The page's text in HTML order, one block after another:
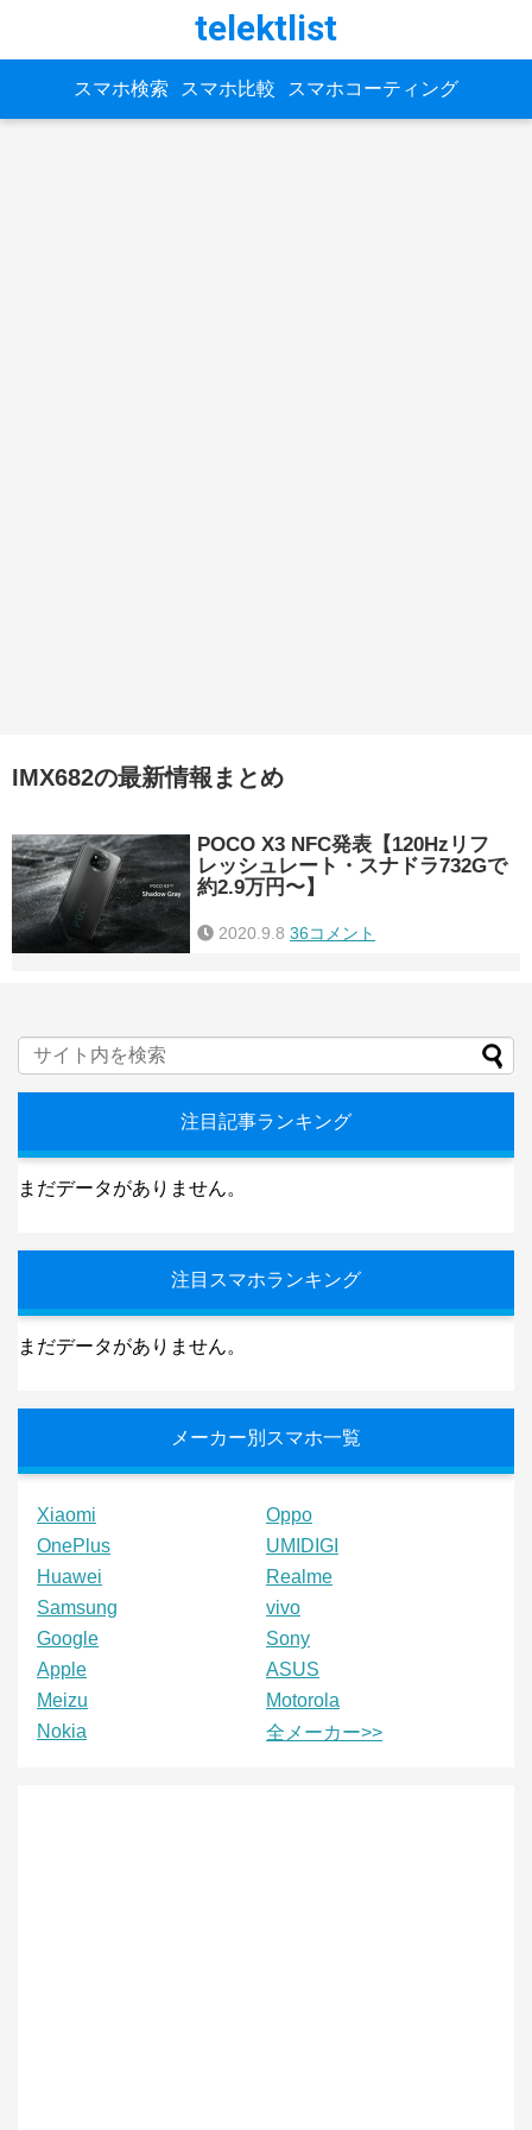
telektlist
スマホ検索 スマホ比較 スマホコーティング
IMX682の最新情報まとめ
POCO X3 NFC発表【120Hzリフ
レッシュレート・スナドラ732Gで
約2.9万円〜】
2020.9.8 36コメント
注目記事ランキング
まだデータがありません。
注目スマホランキング
まだデータがありません。
メーカー別スマホ一覧
Xiaomi
Oppo
OnePlus
UMIDIGI
Huawei
Realme
Samsung
vivo
Google
Sony
Apple
ASUS
Meizu
Motorola
Nokia
全メーカー>>